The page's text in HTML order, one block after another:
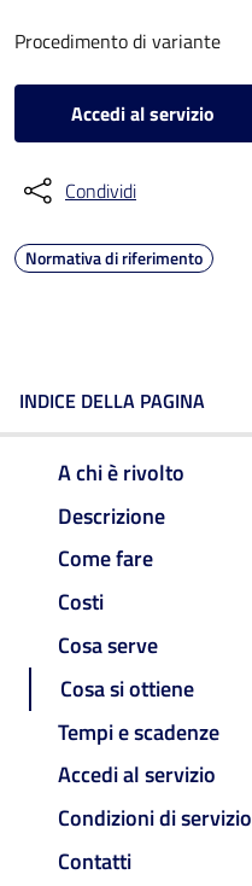
Procedimento di variante
Accedi al servizio
Condividi
Normativa di riferimento
INDICE DELLA PAGINA
A chi è rivolto
Descrizione
Come fare
Costi
Cosa serve
Cosa si ottiene
Tempi e scadenze
Accedi al servizio
Condizioni di servizio
Contatti